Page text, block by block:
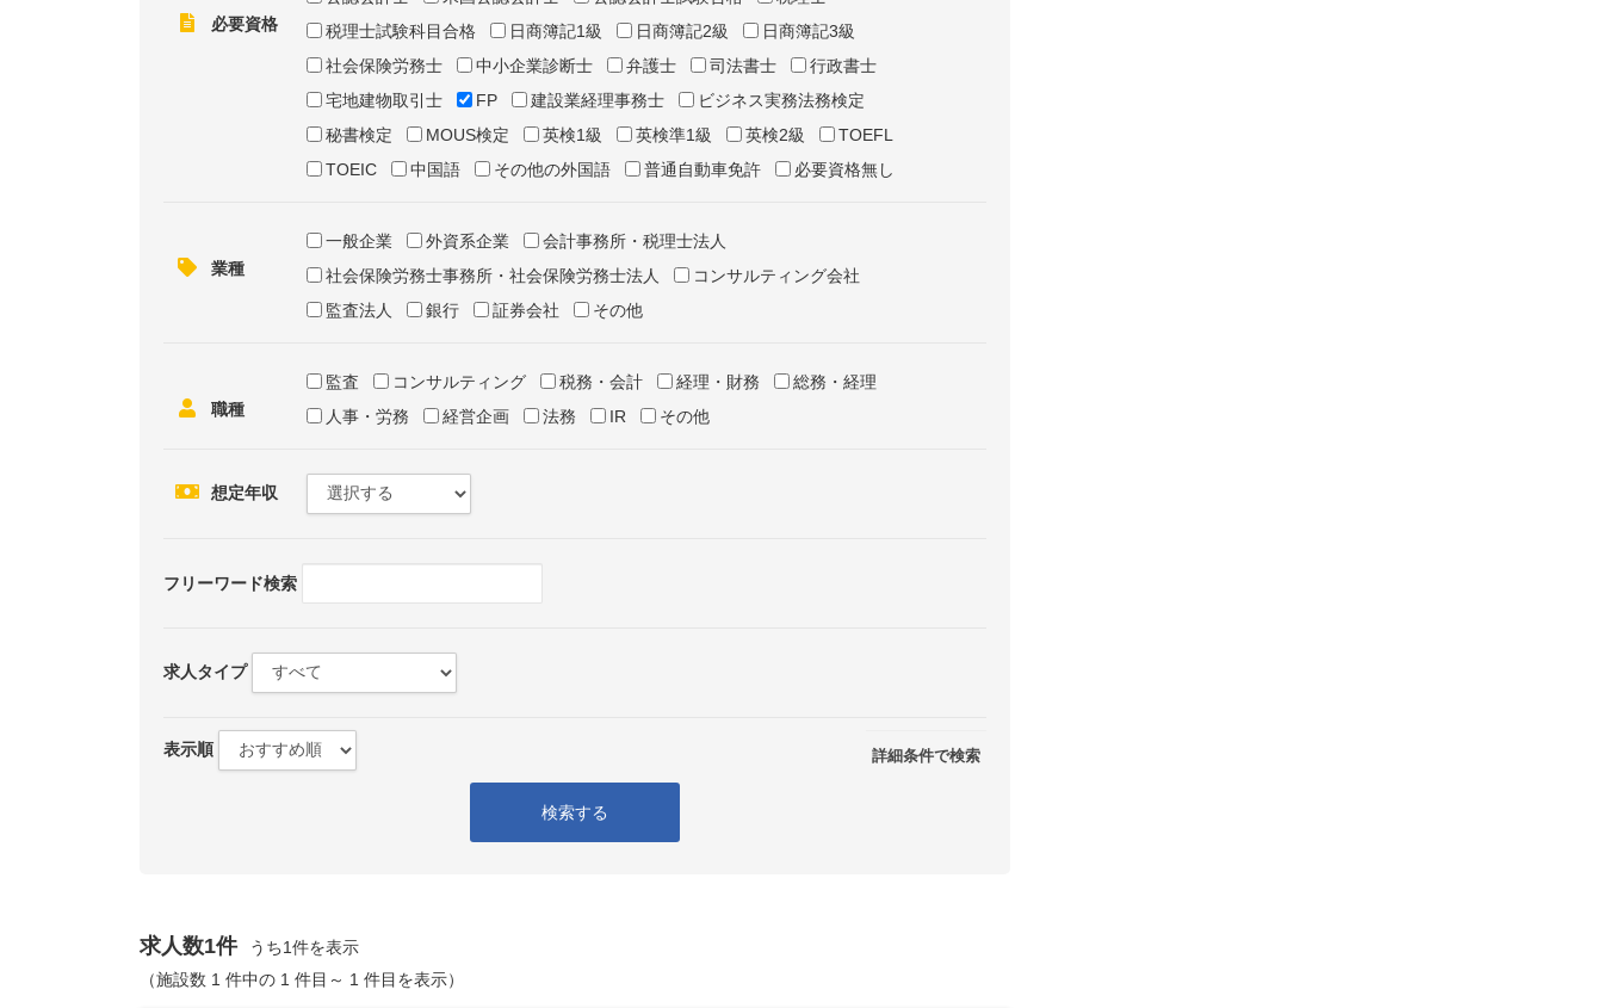
必要資格
税理士試験科目合格
日商簿記1級 日商簿記2級
日商簿記3級
社会保険労務士
中小企業診断士 弁護士 司法書士
行政書士
宅地建物取引士
FP 建設業経理事務士
ビジネス実務法務検定
秘書検定
MOUS検定 英検1級 英検準1級 英検2級
TOEFL
TOEIC
中国語 その他の外国語 普通自動車免許 必要資格無し
業種
一般企業 外資系企業
会計事務所・税理士法人
社会保険労務士事務所・社会保険労務士法人
コンサルティング会社
監査法人
銀行 証券会社 その他
職種
監査 コンサルティング 税務・会計 経理・財務
総務・経理
人事・労務
経営企画 法務 IR その他
想定年収
フリーワード検索
求人タイプ
Show
表示
詳細条件で検索
表示順
検索する
求人数1件
うち1件を表示
（施設数 1 件中の 1 件目～ 1 件目を表示）